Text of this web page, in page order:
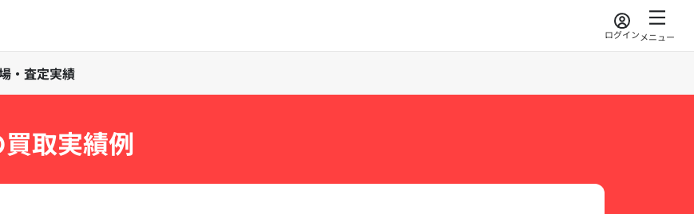
ログインメニュー
・査定実績
取実績例